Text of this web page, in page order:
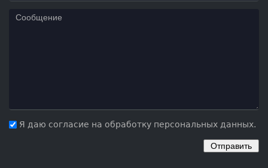
Я даю согласие на обработку персональных данных.